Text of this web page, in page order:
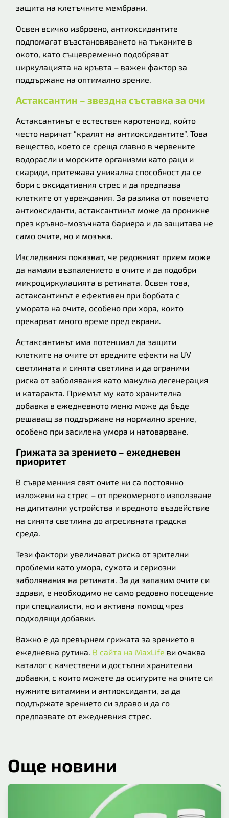
защита на клетъчните мембрани.
Освен всичко изброено, антиоксидантите
подпомагат възстановяването на тъканите в
окото, като същевременно подобряват
циркулацията на кръвта – важен фактор за
поддържане на оптимално зрение.
Астаксантин – звездна съставка за очи
Астаксантинът е естествен каротеноид, който
често наричат “кралят на антиоксидантите”. Това
вещество, което се среща главно в червените
водорасли и морските организми като раци и
скариди, притежава уникална способност да се
бори с оксидативния стрес и да предпазва
клетките от увреждания. За разлика от повечето
антиоксиданти, астаксантинът може да проникне
през кръвно-мозъчната бариера и да защитава не
само очите, но и мозъка.
Изследвания показват, че редовният прием може
да намали възпалението в очите и да подобри
микроциркулацията в ретината. Освен това,
астаксантинът е ефективен при борбата с
умората на очите, особено при хора, които
прекарват много време пред екрани.
Астаксантинът има потенциал да защити
клетките на очите от вредните ефекти на UV
светлината и синята светлина и да ограничи
риска от заболявания като макулна дегенерация
и катаракта. Приемът му като хранителна
добавка в ежедневното меню може да бъде
решаващ за поддържане на нормално зрение,
особено при засилена умора и натоварване.
Грижата за зрението – ежедневен
приоритет
В съвременния свят очите ни са постоянно
изложени на стрес – от прекомерното използване
на дигитални устройства и вредното въздействие
на синята светлина до агресивната градска
среда.
Тези фактори увеличават риска от зрителни
проблеми като умора, сухота и сериозни
заболявания на ретината. За да запазим очите си
здрави, е необходимо не само редовно посещение
при специалисти, но и активна помощ чрез
подходящи добавки.
Важно е да превърнем грижата за зрението в
ежедневна рутина. В сайта на MaxLife ви очаква
каталог с качествени и достъпни хранителни
добавки, с които можете да осигурите на очите си
нужните витамини и антиоксиданти, за да
поддържате зрението си здраво и да го
предпазвате от ежедневния стрес.
Още новини